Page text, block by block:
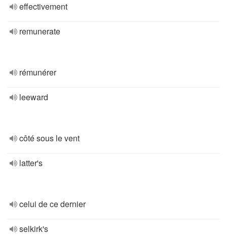
effectivement
remunerate
rémunérer
leeward
côté sous le vent
latter's
celui de ce dernier
selkirk's